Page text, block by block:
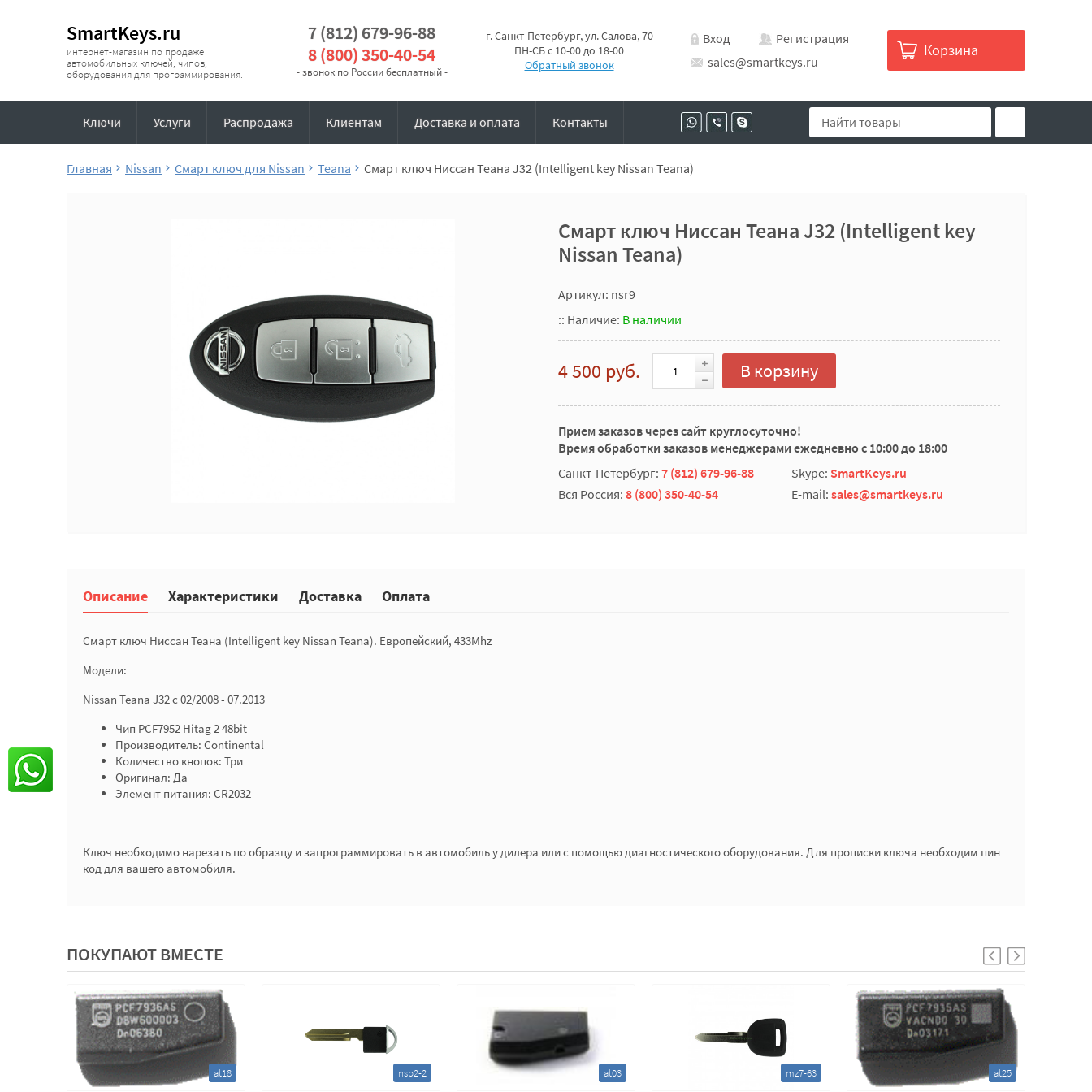
SmartKeys.ru
интернет-магазин по продаже
автомобильных ключей, чипов,
оборудования для программирования.
7 (812) 679-96-88
8 (800) 350-40-54
- звонок по России бесплатный -
г. Санкт-Петербург, ул. Салова, 70
ПН-СБ с 10-00 до 18-00
Обратный звонок
Вход
Регистрация
sales@smartkeys.ru
Корзина
Ключи Услуги Распродажа Клиентам Доставка и оплата Контакты
Главная Nissan Смарт ключ для Nissan Teana Смарт ключ Ниссан Теана J32 (Intelligent key Nissan Teana)
Смарт ключ Ниссан Теана J32 (Intelligent key
Nissan Teana)
Артикул: nsr9
:: Наличие: В наличии
4 500 руб. В корзину
Прием заказов через сайт круглосуточно!
Время обработки заказов менеджерами ежедневно с 10:00 до 18:00
Санкт-Петербург: 7 (812) 679-96-88 Skype: SmartKeys.ru
Вся Россия: 8 (800) 350-40-54 E-mail: sales@smartkeys.ru
Описание Характеристики Доставка Оплата
Смарт ключ Ниссан Теана (Intelligent key Nissan Teana). Европейский, 433Mhz
Модели:
Nissan Teana J32 с 02/2008 - 07.2013
Чип PCF7952 Hitag 2 48bit
Производитель: Continental
Количество кнопок: Три
Оригинал: Да
Элемент питания: CR2032
Ключ необходимо нарезать по образцу и запрограммировать в автомобиль у дилера или с помощью диагностического оборудования. Для прописки ключа необходим пин
код для вашего автомобиля.
ПОКУПАЮТ ВМЕСТЕ
at18 nsb2-2 at03 mz7-63 at25